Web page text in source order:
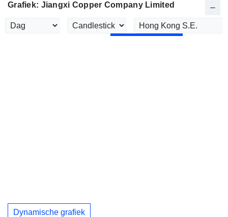
Grafiek: Jiangxi Copper Company Limited
Dynamische grafiek